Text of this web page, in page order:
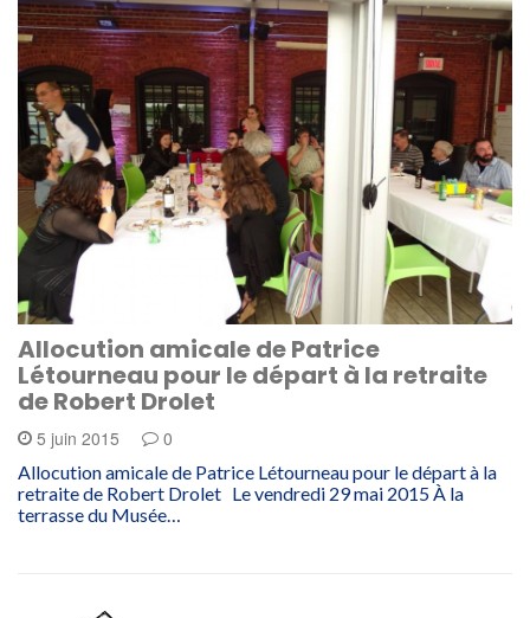
Allocution amicale de Patrice
Létourneau pour le départ à la retraite
de Robert Drolet
5 juin 2015 0
Allocution amicale de Patrice Létourneau pour le départ à la
retraite de Robert Drolet Le vendredi 29 mai 2015 À la
terrasse du Musée…